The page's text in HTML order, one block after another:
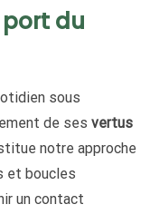
du
sous
de ses vertus
notre approche
et boucles
un contact